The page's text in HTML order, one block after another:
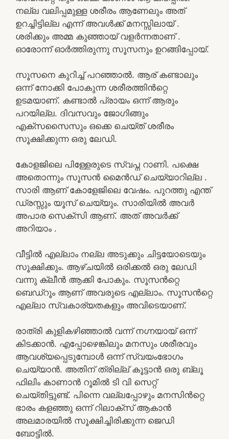
നല്ല വലിപ്പമുള്ള ശരീരം ആണേലും അത്
ഉറച്ചിട്ടില്ല എന്ന് അവൾക്ക് മനസ്സിലായ് .
ശരിക്കും അമ്മ കുഞ്ഞായ് വളർന്നതാണ് .
ഓരോന്ന് ഓർത്തിരുന്നു സൂസനും ഉറങ്ങിപ്പോയ്.
സൂസനെ കുറിച്ച് പറഞ്ഞാൽ. ആര് കണ്ടാലും
ഒന്ന് നോക്കി പോകുന്ന ശരീരത്തിൻറ്റെ
ഉടമയാണ്. കണ്ടാൽ പ്രായം ഒന്ന് ആരും
പറയില്ല. ദിവസവും ജോഗിങ്ങും
എക്സസൈസും ഒക്കെ ചെയ്ത് ശരീരം
സൂക്ഷിക്കുന്ന ഒരു ലേഡി.
കോളജിലെ പിള്ളേരുടെ സ്വപ്ന റാണി. പക്ഷെ
അതൊന്നും സൂസൻ മൈൻഡ് ചെയ്യാറില്ല .
സാരി ആണ് കോളേജിലെ വേഷം. പുറത്തു എന്ത്
ഡ്രസ്സും യൂസ് ചെയ്യും. സാരിയിൽ അവർ
അപാര സെക്സി ആണ്. അത് അവർക്ക്
അറിയാം .
വീട്ടിൽ എല്ലാം നല്ല അടുക്കും ചിട്ടയോടെയും
സൂക്ഷിക്കും. ആഴ്ചയിൽ ഒരിക്കൽ ഒരു ലേഡി
വന്നു ക്ലീൻ ആക്കി പോകും. സൂസൻറ്റെ
ബെഡ്‌റൂം ആണ് അവരുടെ എല്ലാം. സൂസൻറ്റെ
എല്ലാ സ്വകാര്യതകളും അവിടെയാണ്.
രാത്രി കുളികഴിഞ്ഞാൽ വന്ന് നഗ്നയായ്‌ ഒന്ന്
കിടക്കാൻ. എപ്പോഴെങ്കിലും മനസും ശരീരവും
ആവശ്യപ്പെടുമ്പോൾ ഒന്ന് സ്വയംഭോഗം
ചെയ്യാൻ. അതിന് ത്രില്ല് കൂട്ടാൻ ഒരു ബ്ലൂ
ഫിലിം കാണാൻ റൂമിൽ ടി വി സെറ്റ്
ചെയ്തിട്ടുണ്ട്. പിന്നെ വല്ലപ്പോഴും മനസിൻറ്റെ
ഭാരം കളഞ്ഞു ഒന്ന് റിലാക്സ് ആകാൻ
അലമാരയിൽ സൂക്ഷിച്ചിരിക്കുന്ന ജെഡി
ബോട്ടിൽ.